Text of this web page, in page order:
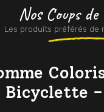
Nos Coups de
Les produits préférés de
-